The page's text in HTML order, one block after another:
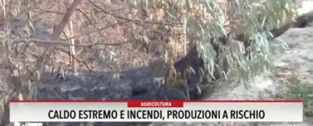
PROGETTI
SPECIALI
Buona Sanità Calabria
CALABRIAVISIONE